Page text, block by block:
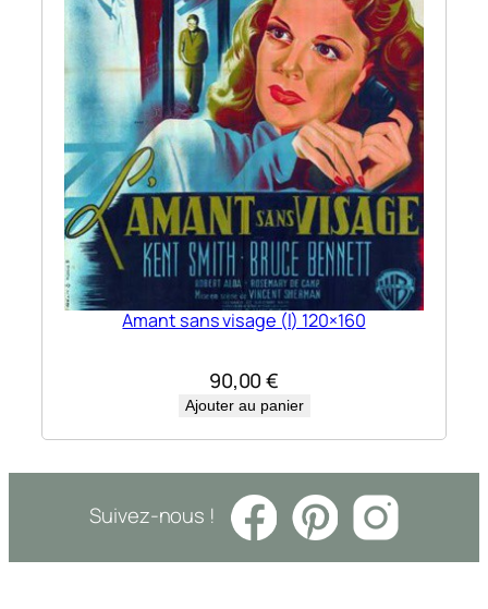
Amant sans visage (l) 120×160
90,00€
Ajouter au panier
Suivez-nous !